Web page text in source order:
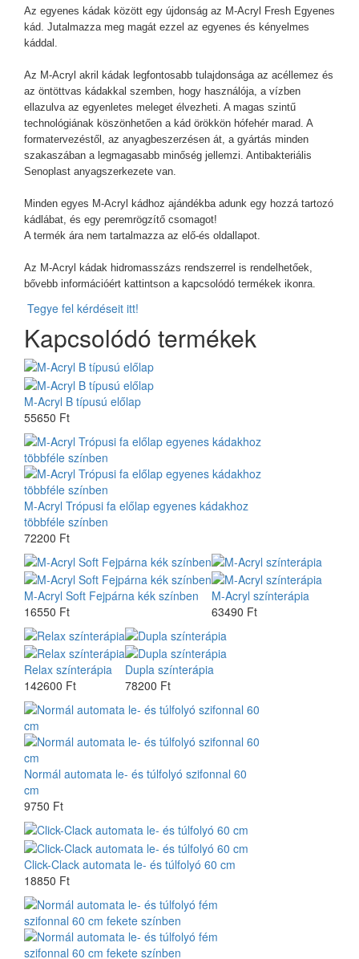
Az egyenes kádak között egy újdonság az M-Acryl Fresh Egyenes
kád. Jutalmazza meg magát ezzel az egyenes és kényelmes
káddal.
Az M-Acryl akril kádak legfontosabb tulajdonsága az acéllemez és
az öntöttvas kádakkal szemben, hogy használója, a vízben
ellazulva az egyenletes meleget élvezheti. A magas szintű
technológiának köszönhetően a kád örökkön hófehér marad. A
formatervezéstől, az anyagbeszerzésen át, a gyártás minden
szakaszában a legmagasabb minőség jellemzi. Antibakteriális
Senoplast anyagszerkezete van.
Minden egyes M-Acryl kádhoz ajándékba adunk egy hozzá tartozó
kádlábat, és egy peremrögzítő csomagot!
A termék ára nem tartalmazza az elő-és oldallapot.
Az M-Acryl kádak hidromasszázs rendszerrel is rendelhetőek,
bővebb információért kattintson a kapcsolódó termékek ikonra.
Tegye fel kérdéseit itt!
Kapcsolódó termékek
M-Acryl B típusú előlap
55650 Ft
M-Acryl Trópusi fa előlap egyenes kádakhoz
többféle színben
72200 Ft
M-Acryl Soft Fejpárna kék színben
16550 Ft
M-Acryl színterápia
63490 Ft
Relax színterápia
142600 Ft
Dupla színterápia
78200 Ft
Normál automata le- és túlfolyó szifonnal 60
cm
9750 Ft
Click-Clack automata le- és túlfolyó 60 cm
18850 Ft